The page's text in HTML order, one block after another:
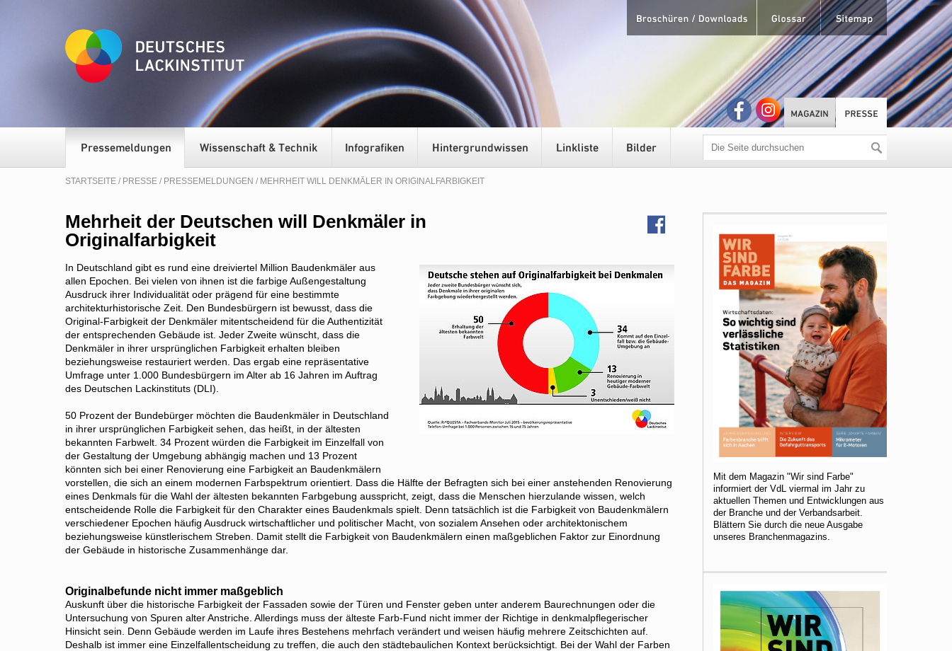
STARTSEITE / PRESSE / PRESSEMELDUNGEN / MEHRHEIT WILL DENKMÄLER IN ORIGINALFARBIGKEIT
Mehrheit der Deutschen will Denkmäler in
Originalfarbigkeit
In Deutschland gibt es rund eine dreiviertel Million Baudenkmäler aus
allen Epochen. Bei vielen von ihnen ist die farbige Außengestaltung
Ausdruck ihrer Individualität oder prägend für eine bestimmte
architekturhistorische Zeit. Den Bundesbürgern ist bewusst, dass die
Original-Farbigkeit der Denkmäler mitentscheidend für die Authentizität
der entsprechenden Gebäude ist. Jeder Zweite wünscht, dass die
Denkmäler in ihrer ursprünglichen Farbigkeit erhalten bleiben
beziehungsweise restauriert werden. Das ergab eine repräsentative
Umfrage unter 1.000 Bundesbürgern im Alter ab 16 Jahren im Auftrag
des Deutschen Lackinstituts (DLI).
50 Prozent der Bundebürger möchten die Baudenkmäler in Deutschland
in ihrer ursprünglichen Farbigkeit sehen, das heißt, in der ältesten
bekannten Farbwelt. 34 Prozent würden die Farbigkeit im Einzelfall von
der Gestaltung der Umgebung abhängig machen und 13 Prozent
könnten sich bei einer Renovierung eine Farbigkeit an Baudenkmälern
vorstellen, die sich an einem modernen Farbspektrum orientiert. Dass die Hälfte der Befragten sich bei einer anstehenden Renovierung
eines Denkmals für die Wahl der ältesten bekannten Farbgebung ausspricht, zeigt, dass die Menschen hierzulande wissen, welch
entscheidende Rolle die Farbigkeit für den Charakter eines Baudenkmals spielt. Denn tatsächlich ist die Farbigkeit von Baudenkmälern
verschiedener Epochen häufig Ausdruck wirtschaftlicher und politischer Macht, von sozialem Ansehen oder architektonischem
beziehungsweise künstlerischem Streben. Damit stellt die Farbigkeit von Baudenkmälern einen maßgeblichen Faktor zur Einordnung
der Gebäude in historische Zusammenhänge dar.
Originalbefunde nicht immer maßgeblich
Auskunft über die historische Farbigkeit der Fassaden sowie der Türen und Fenster geben unter anderem Baurechnungen oder die
Untersuchung von Spuren alter Anstriche. Allerdings muss der älteste Farb-Fund nicht immer der Richtige in denkmalpflegerischer
Hinsicht sein. Denn Gebäude werden im Laufe ihres Bestehens mehrfach verändert und weisen häufig mehrere Zeitschichten auf.
Deshalb ist immer eine Einzelfallentscheidung zu treffen, die auch den städtebaulichen Kontext berücksichtigt. Bei der Wahl der Farben
Mit dem Magazin "Wir sind Farbe"
informiert der VdL viermal im Jahr zu
aktuellen Themen und Entwicklungen aus
der Branche und der Verbandsarbeit.
Blättern Sie durch die neue Ausgabe
unseres Branchenmagazins.